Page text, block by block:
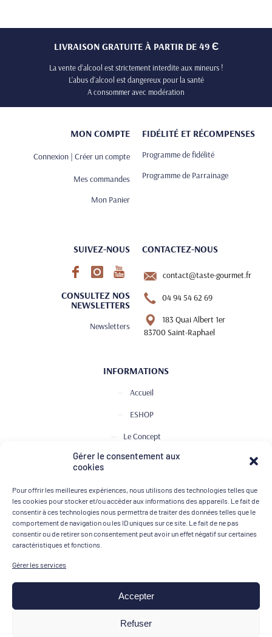
Gérer le consentement aux
cookies
Pour offrir les meilleures expériences, nous utilisons des technologies telles que
les cookies pour stocker et/ou accéder aux informations des appareils. Le fait de
consentir à ces technologies nous permettra de traiter des données telles que le
comportement de navigation ou les ID uniques sur ce site. Le fait de ne pas
consentir ou de retirer son consentement peut avoir un effet négatif sur certaines
caractéristiques et fonctions.
Gérer les services
Accepter
Refuser
LIVRAISON GRATUITE À PARTIR DE 49 Є
La vente d’alcool est strictement interdite aux mineurs !
L’abus d’alcool est dangereux pour la santé
A consommer avec modération
MON COMPTE
Connexion | Créer un compte
Mes commandes
Mon Panier
FIDÉLITÉ ET RÉCOMPENSES
Programme de fidélité
Programme de Parrainage
SUIVEZ-NOUS
CONSULTEZ NOS
NEWSLETTERS
Newsletters
CONTACTEZ-NOUS
contact@taste-gourmet.fr
04 94 54 62 69
183 Quai Albert 1er
83700 Saint-Raphael
INFORMATIONS
Accueil
ESHOP
Le Concept
Club de Dégustation
Contact
MOYENS DE PAIEMENT
Mentions légales